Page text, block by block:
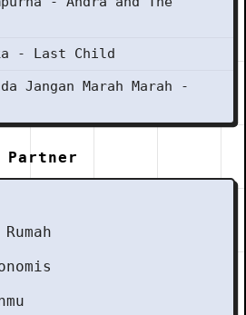
- Last Child
Jangan Marah Marah -
Partner